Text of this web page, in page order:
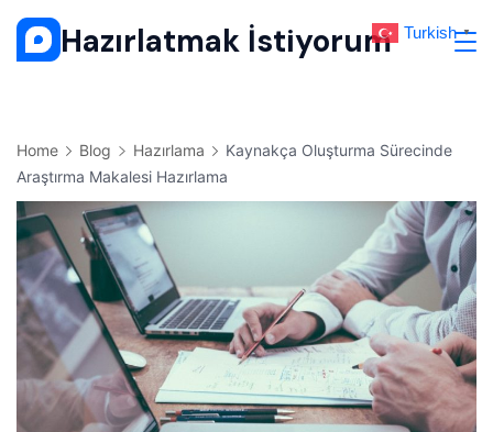
Skip
Hazırlatmak İstiyorum
Home Blog Hazırlama
Kaynakça Oluşturma Sürecinde
Araştırma Makalesi Hazırlama
Turkish ▼